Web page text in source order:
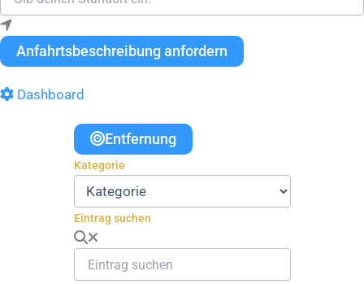
Anfahrtsbeschreibung anfordern
Dashboard
Entfernung
Kategorie
Eintrag suchen